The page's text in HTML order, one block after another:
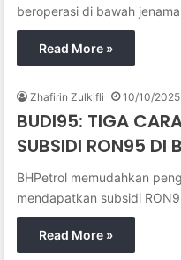
beroperasi di bawah
Read More »
Zhafirin Zulkifli 10/10/2025
BUDI95: TIGA
SUBSIDI RON95 DI
BHPetrol memudahkan
mendapatkan subsidi
Read More »